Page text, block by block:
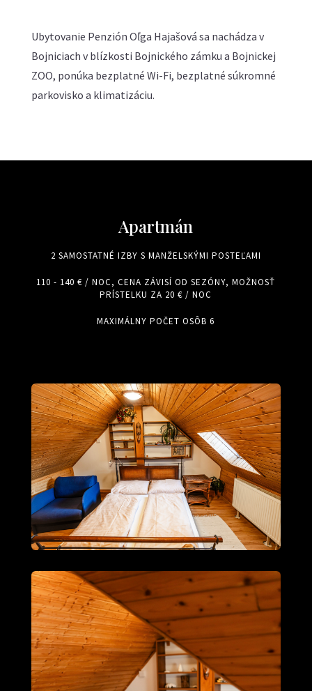
Ubytovanie Penzión Oľga Hajašová sa nachádza v
Bojniciach v blízkosti Bojnického zámku a Bojnickej
ZOO, ponúka bezplatné Wi-Fi, bezplatné súkromné
parkovisko a klimatizáciu.
Apartmán
2 SAMOSTATNÉ IZBY S MANŽELSKÝMI POSTEĽAMI
110 - 140 € / NOC, CENA ZÁVISÍ OD SEZÓNY, MOŽNOSŤ
PRÍSTELKU ZA 20 € / NOC
MAXIMÁLNY POČET OSÔB 6